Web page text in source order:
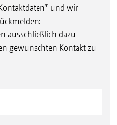
und wir
ausschließlich dazu
gewünschten Kontakt zu